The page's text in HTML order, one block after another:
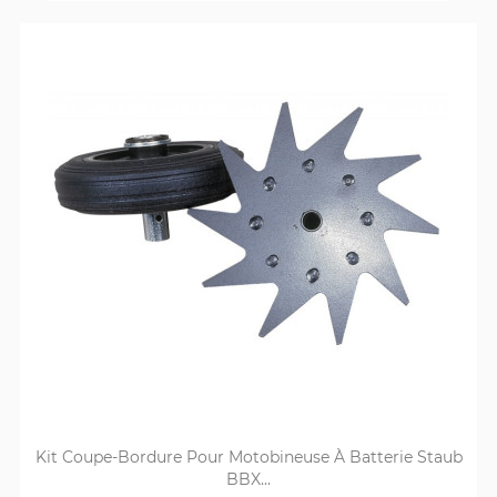
Kit Coupe-Bordure Pour Motobineuse À Batterie Staub
BBX...